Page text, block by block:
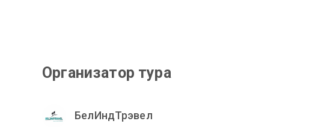
Организатор тура
БелИндТрэвел